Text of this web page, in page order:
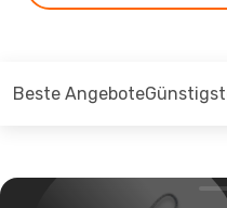
Beste Angebote